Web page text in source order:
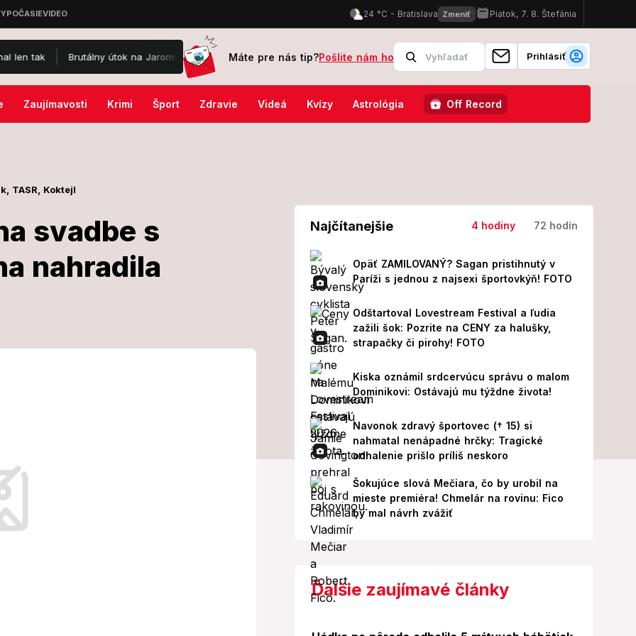
Brutálny útok na Jaromíra Soukupa: Skončil v nemocnici a je po operácii! Z jeho prvých slov MRAZÍ Odštartoval Lovestream
Máte pre nás tip?Pošlite nám ho Prihlásiť
Zaujímavosti Krimi Šport Zdravie Videá Kvízy Astrológia Off Record
TASR, Koktejl
svadbe s
nahradila
na
Táto
Najčítanejšie 4 hodiny 72 hodín
Opäť ZAMILOVANÝ? Sagan pristihnutý v
Paríži s jednou z najsexi športovkýň! FOTO
Odštartoval Lovestream Festival a ľudia
zažili šok: Pozrite na CENY za halušky,
strapačky či pirohy! FOTO
Kiska oznámil srdcervúcu správu o malom
Dominikovi: Ostávajú mu týždne života!
Navonok zdravý športovec († 15) si
nahmatal nenápadné hrčky: Tragické
odhalenie prišlo príliš neskoro
Šokujúce slová Mečiara, čo by urobil na
mieste premiéra! Chmelár na rovinu: Fico
by mal návrh zvážiť
Ďalšie zaujímavé články